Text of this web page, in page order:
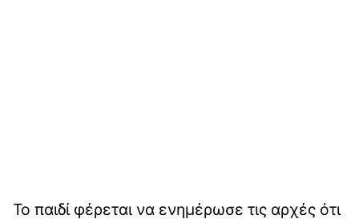
Το παιδί φέρεται να ενημέρωσε τις αρχές ότι